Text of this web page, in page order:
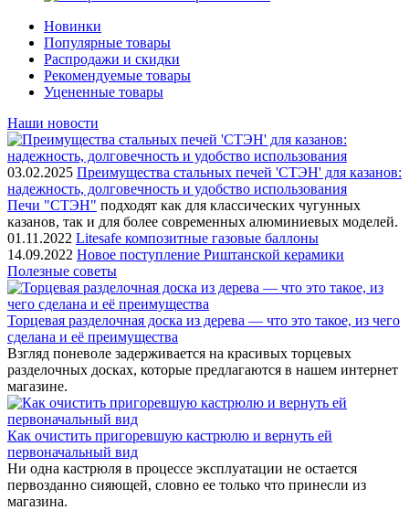
Новинки
Популярные товары
Распродажи и скидки
Рекомендуемые товары
Уцененные товары
Наши новости
03.02.2025 Преимущества стальных печей 'СТЭН' для казанов:
надежность, долговечность и удобство использования
Печи "СТЭН" подходят как для классических чугунных
казанов, так и для более современных алюминиевых моделей.
01.11.2022 Litesafe композитные газовые баллоны
14.09.2022 Новое поступление Риштанской керамики
Полезные советы
Торцевая разделочная доска из дерева — что это такое, из чего
сделана и её преимущества
Взгляд поневоле задерживается на красивых торцевых
разделочных досках, которые предлагаются в нашем интернет
магазине.
Как очистить пригоревшую кастрюлю и вернуть ей
первоначальный вид
Ни одна кастрюля в процессе эксплуатации не остается
первозданно сияющей, словно ее только что принесли из
магазина.